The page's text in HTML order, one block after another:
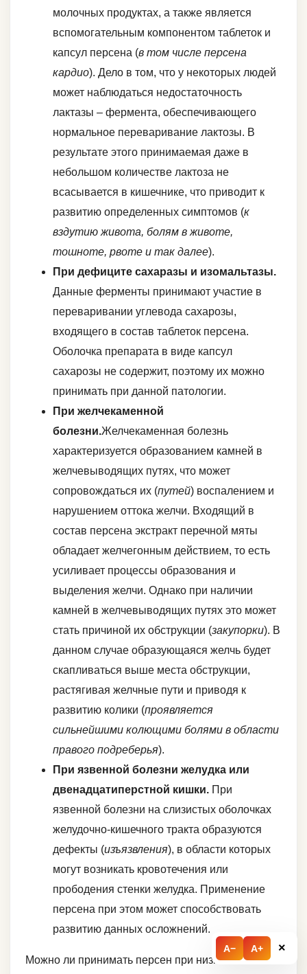
A− A+ ×
молочных продуктах, а также является
вспомогательным компонентом таблеток и
капсул персена (в том числе персена
кардио). Дело в том, что у некоторых людей
может наблюдаться недостаточность
лактазы – фермента, обеспечивающего
нормальное переваривание лактозы. В
результате этого принимаемая даже в
небольшом количестве лактоза не
всасывается в кишечнике, что приводит к
развитию определенных симптомов (к
вздутию живота, болям в животе,
тошноте, рвоте и так далее).
При дефиците сахаразы и изомальтазы.
Данные ферменты принимают участие в
переваривании углевода сахарозы,
входящего в состав таблеток персена.
Оболочка препарата в виде капсул
сахарозы не содержит, поэтому их можно
принимать при данной патологии.
При желчекаменной
болезни.Желчекаменная болезнь
характеризуется образованием камней в
желчевыводящих путях, что может
сопровождаться их (путей) воспалением и
нарушением оттока желчи. Входящий в
состав персена экстракт перечной мяты
обладает желчегонным действием, то есть
усиливает процессы образования и
выделения желчи. Однако при наличии
камней в желчевыводящих путях это может
стать причиной их обструкции (закупорки). В
данном случае образующаяся желчь будет
скапливаться выше места обструкции,
растягивая желчные пути и приводя к
развитию колики (проявляется
сильнейшими колющими болями в области
правого подреберья).
При язвенной болезни желудка или
двенадцатиперстной кишки. При
язвенной болезни на слизистых оболочках
желудочно-кишечного тракта образуются
дефекты (изъязвления), в области которых
могут возникать кровотечения или
прободения стенки желудка. Применение
персена при этом может способствовать
развитию данных осложнений.
Можно ли принимать персен при низком